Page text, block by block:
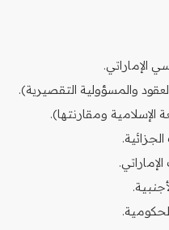
الإماراتي.
والمسؤولية التقصيرية).
الإسلامية ومقارنتها).